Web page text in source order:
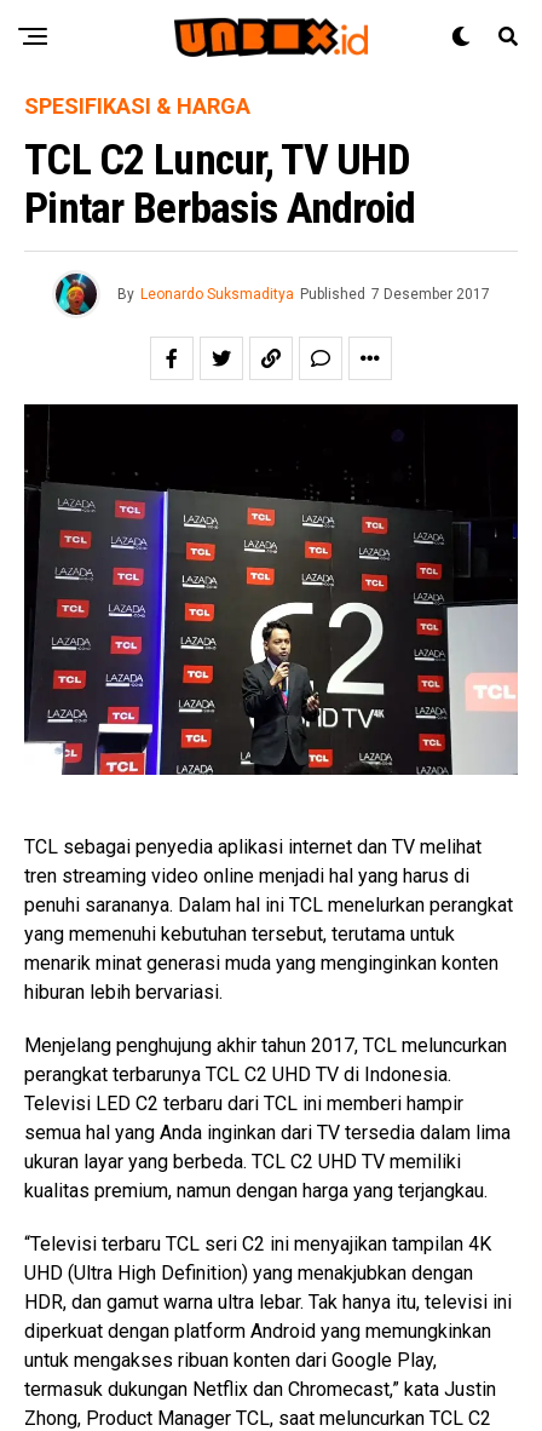
SPESIFIKASI & HARGA
TCL C2 Luncur, TV UHD
Pintar Berbasis Android
By Leonardo Suksmaditya Published 7 Desember 2017
TCL sebagai penyedia aplikasi internet dan TV melihat
tren streaming video online menjadi hal yang harus di
penuhi sarananya. Dalam hal ini TCL menelurkan perangkat
yang memenuhi kebutuhan tersebut, terutama untuk
menarik minat generasi muda yang menginginkan konten
hiburan lebih bervariasi.
Menjelang penghujung akhir tahun 2017, TCL meluncurkan
perangkat terbarunya TCL C2 UHD TV di Indonesia.
Televisi LED C2 terbaru dari TCL ini memberi hampir
semua hal yang Anda inginkan dari TV tersedia dalam lima
ukuran layar yang berbeda. TCL C2 UHD TV memiliki
kualitas premium, namun dengan harga yang terjangkau.
“Televisi terbaru TCL seri C2 ini menyajikan tampilan 4K
UHD (Ultra High Definition) yang menakjubkan dengan
HDR, dan gamut warna ultra lebar. Tak hanya itu, televisi ini
diperkuat dengan platform Android yang memungkinkan
untuk mengakses ribuan konten dari Google Play,
termasuk dukungan Netflix dan Chromecast,” kata Justin
Zhong, Product Manager TCL, saat meluncurkan TCL C2